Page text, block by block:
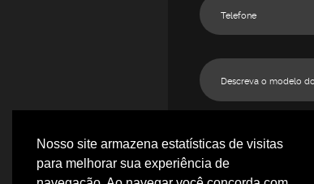
Nosso site armazena estatísticas de visitas
para melhorar sua experiência de